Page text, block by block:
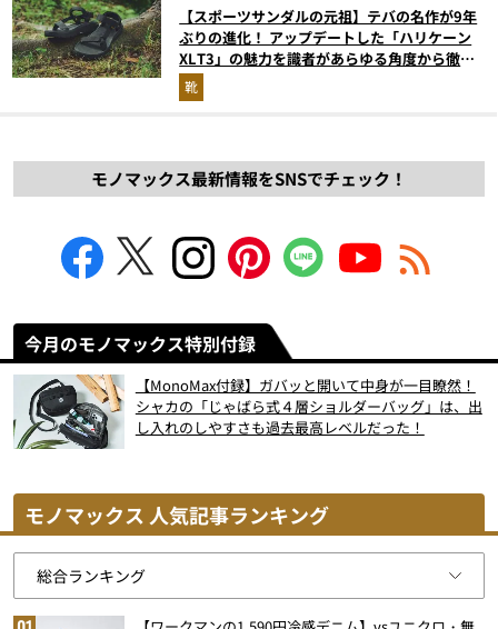
【スポーツサンダルの元祖】テバの名作が9年
ぶりの進化！ アップデートした「ハリケーン
XLT3」の魅力を識者があらゆる角度から徹底
解説！
靴
モノマックス最新情報をSNSでチェック！
今月のモノマックス特別付録
【MonoMax付録】ガバッと開いて中身が一目瞭然！
シャカの「じゃばら式４層ショルダーバッグ」は、出
し入れのしやすさも過去最高レベルだった！
モノマックス 人気記事ランキング